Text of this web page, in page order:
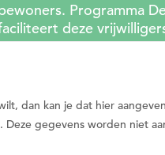
dan kan je dat hier
Deze gegevens worden niet
Programma
deze